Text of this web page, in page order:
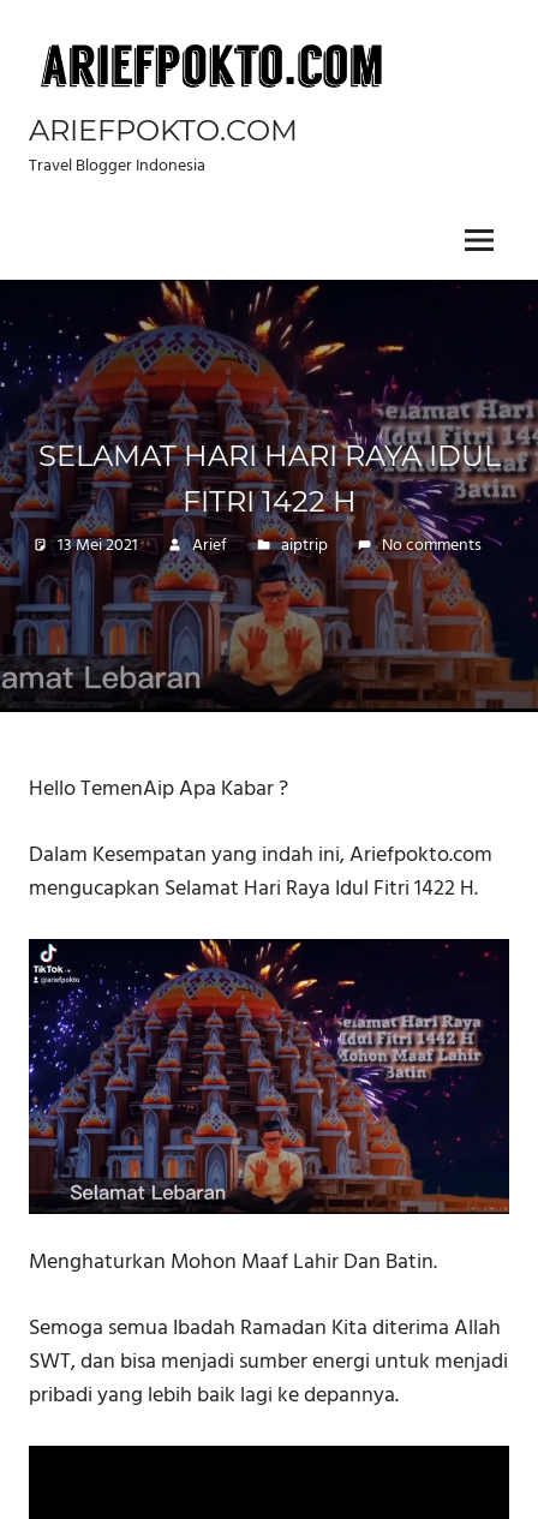
content
ARIEFPOKTO.COM
Travel Blogger Indonesia
Menu
SELAMAT HARI HARI RAYA IDUL
FITRI 1422 H
13 Mei 2021 Arief aiptrip No comments
Hello TemenAip Apa Kabar ?
Dalam Kesempatan yang indah ini, Ariefpokto.com
mengucapkan Selamat Hari Raya Idul Fitri 1422 H.
Menghaturkan Mohon Maaf Lahir Dan Batin.
Semoga semua Ibadah Ramadan Kita diterima Allah
SWT, dan bisa menjadi sumber energi untuk menjadi
pribadi yang lebih baik lagi ke depannya.